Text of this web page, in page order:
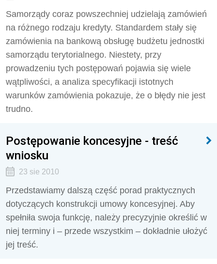
Samorządy coraz powszechniej udzielają zamówień
na różnego rodzaju kredyty. Standardem stały się
zamówienia na bankową obsługę budżetu jednostki
samorządu terytorialnego. Niestety, przy
prowadzeniu tych postępowań pojawia się wiele
wątpliwości, a analiza specyfikacji istotnych
warunków zamówienia pokazuje, że o błędy nie jest
trudno.
Postępowanie koncesyjne - treść
wniosku
23 sie 2010
Przedstawiamy dalszą część porad praktycznych
dotyczących konstrukcji umowy koncesyjnej. Aby
spełniła swoja funkcję, należy precyzyjnie określić w
niej terminy i – przede wszystkim – dokładnie ułożyć
jej treść.